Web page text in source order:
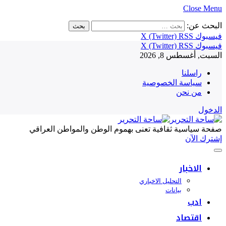
Close Menu
البحث عن:
فيسبوك
X (Twitter) RSS
فيسبوك
X (Twitter) RSS
السبت, أغسطس 8, 2026
راسلنا
سياسة الخصوصية
من نحن
الدخول
صفحة سياسية ثقافية تعنى بهموم الوطن والمواطن العراقي
إشترك الآن
الاخبار
التحليل الاخباري
بيانات
ادب
اقتصاد